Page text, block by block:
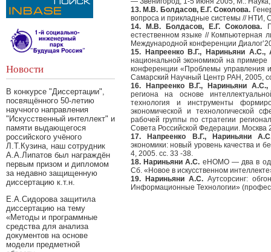
Новости
В конкурсе "Диссертации",
посвящённого 50-летию
научного направления
"Искусственный интеллект" и
памяти выдающегося
российского учёного
Л.Т.Кузина, наш сотрудник
А.А.Липатов был награждён
первым призом и дипломом
за недавно защищенную
диссертацию к.т.н.
Е.А.Сидорова защитила
диссертацию на тему
«Методы и программные
средства для анализа
документов на основе
модели предметной
13. М.В. Болдасов, Е.Г. Соколова.
вопроса и прикладные системы // НТИ,
14. М.В. Болдасов, Е.Г. Соколова.
естественном языке // Компьютерная
Международной конференции
15. Напреенко В.Г., Нариньяни А.С.,
национальной экономикой на примере
конференции «Проблемы управления
Самарский Научный Центр РАН, 2005,
16. Напреенко В.Г., Нариньяни
региона на основе
технология и инструменты
экономической и технологической
рабочей группы по стратегии
Совета Российской Федерации. Москва
17. Напреенко В.Г., Нариньяни
экономики: новый уровень качества и
4, 2005. сс. 33 -38.
18. Нариньяни А.С. eHOMO — два в
Сб. «Новое в искусственном
19. Нариньяни А.С. Аутсорсинг:
Информационные Технологии»